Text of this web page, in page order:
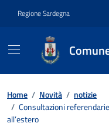
Regione Sardegna
Contenuti in
Home / Novità / notizie
/ Consultazioni
all’estero